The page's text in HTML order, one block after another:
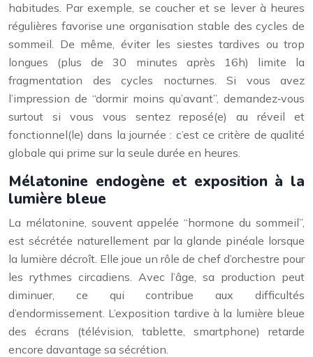
habitudes. Par exemple, se coucher et se lever à heures
régulières favorise une organisation stable des cycles de
sommeil. De même, éviter les siestes tardives ou trop
longues (plus de 30 minutes après 16h) limite la
fragmentation des cycles nocturnes. Si vous avez
l’impression de “dormir moins qu’avant”, demandez‑vous
surtout si vous vous sentez reposé(e) au réveil et
fonctionnel(le) dans la journée : c’est ce critère de qualité
globale qui prime sur la seule durée en heures.
Mélatonine endogène et exposition à la
lumière bleue
La mélatonine, souvent appelée “hormone du sommeil”,
est sécrétée naturellement par la glande pinéale lorsque
la lumière décroît. Elle joue un rôle de chef d’orchestre pour
les rythmes circadiens. Avec l’âge, sa production peut
diminuer, ce qui contribue aux difficultés
d’endormissement. L’exposition tardive à la lumière bleue
des écrans (télévision, tablette, smartphone) retarde
encore davantage sa sécrétion.